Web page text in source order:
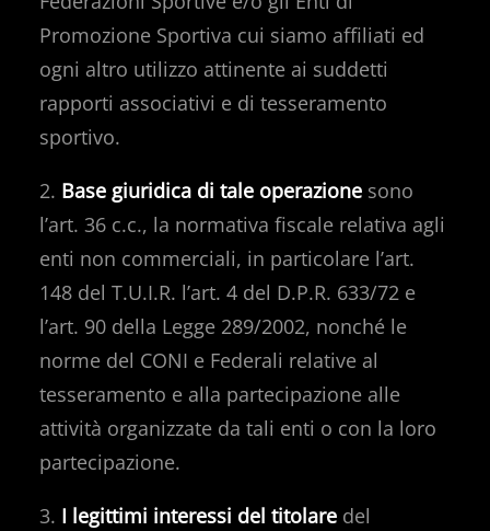
Promozione Sportiva cui siamo affiliati ed
ogni altro utilizzo attinente ai suddetti
rapporti associativi e di tesseramento
sportivo.
2. Base giuridica di tale operazione sono
l’art. 36 c.c., la normativa fiscale relativa agli
enti non commerciali, in particolare l’art.
148 del T.U.I.R. l’art. 4 del D.P.R. 633/72 e
l’art. 90 della Legge 289/2002, nonché le
norme del CONI e Federali relative al
tesseramento e alla partecipazione alle
attività organizzate da tali enti o con la loro
partecipazione.
3. I legittimi interessi del titolare del